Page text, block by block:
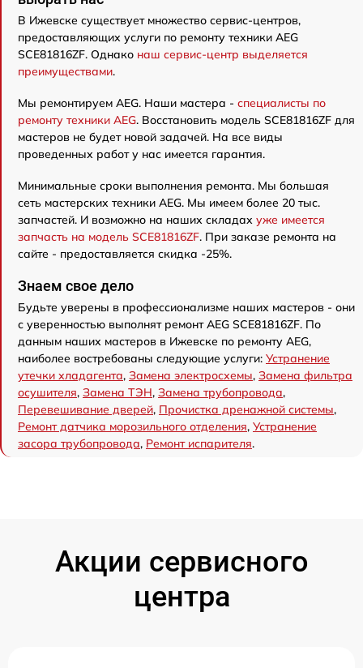
В Ижевске существует множество сервис-центров,
предоставляющих услуги по ремонту техники AEG
SCE81816ZF. Однако наш сервис-центр выделяется
преимуществами.
Мы ремонтируем AEG. Наши мастера - специалисты по
ремонту техники AEG. Восстановить модель SCE81816ZF для
мастеров не будет новой задачей. На все виды
проведенных работ у нас имеется гарантия.
Минимальные сроки выполнения ремонта. Мы большая
сеть мастерских техники AEG. Мы имеем более 20 тыс.
запчастей. И возможно на наших складах уже имеется
запчасть на модель SCE81816ZF. При заказе ремонта на
сайте - предоставляется скидка -25%.
Знаем свое дело
Будьте уверены в профессионализме наших мастеров - они
с уверенностью выполнят ремонт AEG SCE81816ZF. По
данным наших мастеров в Ижевске по ремонту AEG,
наиболее востребованы следующие услуги: Устранение
утечки хладагента, Замена электросхемы, Замена фильтра
осушителя, Замена ТЭН, Замена трубопровода,
Перевешивание дверей, Прочистка дренажной системы,
Ремонт датчика морозильного отделения, Устранение
засора трубопровода, Ремонт испарителя.
Акции сервисного
центра